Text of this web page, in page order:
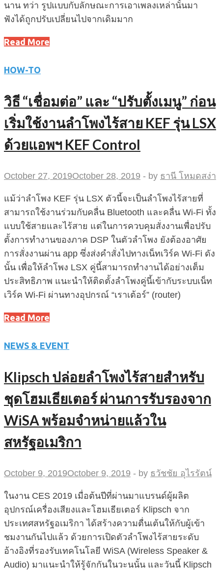
นาน ทว่า รูปแบบกับลักษณะการเอาเพลงเหล่านั้นมา
ฟังได้ถูกปรับเปลี่ยนไปจากเดิมมาก
Read More
HOW-TO
วิธี “เชื่อมต่อ” และ “ปรับตั้งเมนู” ก่อน
เริ่มใช้งานลำโพงไร้สาย KEF รุ่น LSX
ด้วยแอพฯ KEF Control
October 27, 2019October 28, 2019 - by ธานี โหมดสง่า
แม้ว่าลำโพง KEF รุ่น LSX ตัวนี้จะเป็นลำโพงไร้สายที่
สามารถใช้งานร่วมกับคลื่น Bluetooth และคลื่น Wi-Fi ทั้ง
แบบใช้สายและไร้สาย แต่ในการควบคุมสั่งงานเพื่อปรับ
ตั้งการทำงานของภาค DSP ในตัวลำโพง ยังต้องอาศัย
การสั่งงานผ่าน app ซึ่งส่งคำสั่งไปทางเน็ทเวิร์ค Wi-Fi ดัง
นั้น เพื่อให้ลำโพง LSX คู่นี้สามารถทำงานได้อย่างเต็ม
ประสิทธิภาพ แนะนำให้ติดตั้งลำโพงคู่นี้เข้ากับระบบเน็ท
เวิร์ค Wi-Fi ผ่านทางอุปกรณ์ “เราเต้อร์” (router)
Read More
NEWS & EVENT
Klipsch ปล่อยลำโพงไร้สายสำหรับ
ชุดโฮมเธียเตอร์ ผ่านการรับรองจาก
WiSA พร้อมจำหน่ายแล้วใน
สหรัฐอเมริกา
October 9, 2019October 9, 2019 - by ธวัชชัย อุไรรัตน์
ในงาน CES 2019 เมื่อต้นปีที่ผ่านมาแบรนด์ผู้ผลิต
อุปกรณ์เครื่องเสียงและโฮมเธียเตอร์ Klipsch จาก
ประเทศสหรัฐอเมริกา ได้สร้างความตื่นเต้นให้กับผู้เข้า
ชมงานกันไปแล้ว ด้วยการเปิดตัวลำโพงไร้สายระดับ
อ้างอิงที่รองรับเทคโนโลยี WiSA (Wireless Speaker &
Audio) มาแนะนำให้รู้จักกันในวะนนั้น และวันนี้ Klipsch